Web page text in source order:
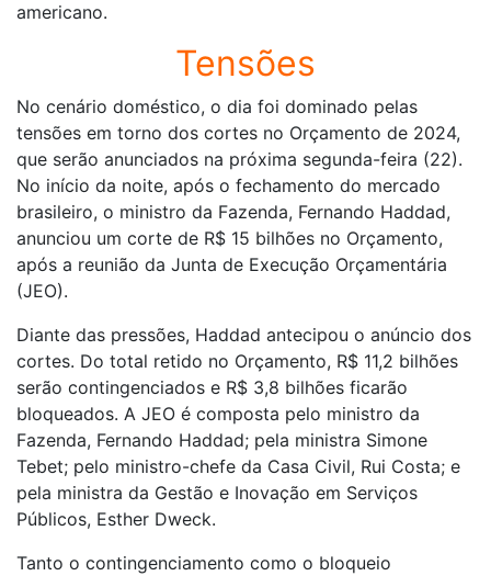
americano.
Tensões
No cenário doméstico, o dia foi dominado pelas
tensões em torno dos cortes no Orçamento de 2024,
que serão anunciados na próxima segunda-feira (22).
No início da noite, após o fechamento do mercado
brasileiro, o ministro da Fazenda, Fernando Haddad,
anunciou um corte de R$ 15 bilhões no Orçamento,
após a reunião da Junta de Execução Orçamentária
(JEO).
Diante das pressões, Haddad antecipou o anúncio dos
cortes. Do total retido no Orçamento, R$ 11,2 bilhões
serão contingenciados e R$ 3,8 bilhões ficarão
bloqueados. A JEO é composta pelo ministro da
Fazenda, Fernando Haddad; pela ministra Simone
Tebet; pelo ministro-chefe da Casa Civil, Rui Costa; e
pela ministra da Gestão e Inovação em Serviços
Públicos, Esther Dweck.
Tanto o contingenciamento como o bloqueio